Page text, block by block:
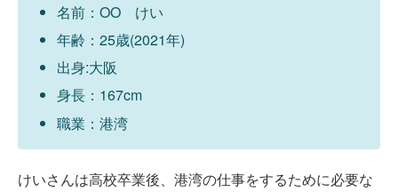
名前：OO けい
年齢：25歳(2021年)
出身:大阪
身長：167cm
職業：港湾
けいさんは高校卒業後、港湾の仕事をするために必要な